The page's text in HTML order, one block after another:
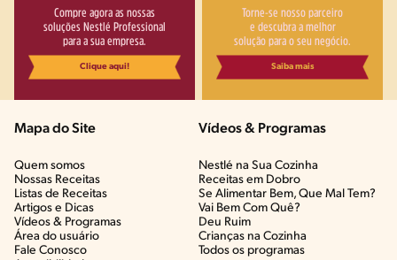
Compre agora as nossas
soluções Nestlé Professional
para a sua empresa.
Clique aqui!
Torne-se nosso parceiro
e descubra a melhor
solução para o seu negócio.
Saiba mais
Mapa do Site
Quem somos
Nossas Receitas
Listas de Receitas​
Artigos e Dicas​
Vídeos & Programas​
Área do usuário
Fale Conosco
Vídeos & Programas​
Nestlé na Sua Cozinha
Receitas em Dobro
Se Alimentar Bem, Que Mal Tem?​
Vai Bem Com Quê?​
Deu Ruim​
Crianças na Cozinha​
Todos os programas